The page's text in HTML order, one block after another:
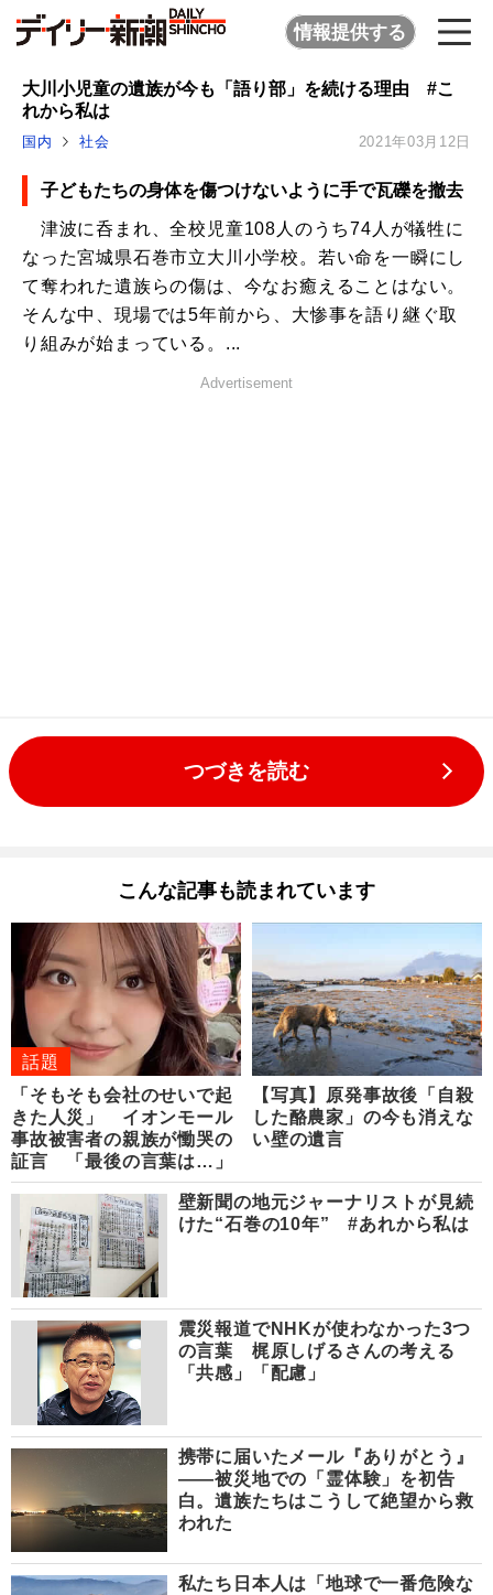
情報提供する
大川小児童の遺族が今も「語り部」を続ける理由 #こ
れから私は
国内 社会 2021年03月12日
子どもたちの身体を傷つけないように手で瓦礫を撤去
津波に呑まれ、全校児童108人のうち74人が犠牲に
なった宮城県石巻市立大川小学校。若い命を一瞬にし
て奪われた遺族らの傷は、今なお癒えることはない。
そんな中、現場では5年前から、大惨事を語り継ぐ取
り組みが始まっている。...
Advertisement
つづきを読む
こんな記事も読まれています
話題
「そもそも会社のせいで起
きた人災」 イオンモール
事故被害者の親族が慟哭の
証言 「最後の言葉は…」
【写真】原発事故後「自殺
した酪農家」の今も消えな
い壁の遺言
壁新聞の地元ジャーナリストが見続
けた“石巻の10年” #あれから私は
震災報道でNHKが使わなかった3つ
の言葉 梶原しげるさんの考える
「共感」「配慮」
携帯に届いたメール『ありがとう』
――被災地での「霊体験」を初告
白。遺族たちはこうして絶望から救
われた
私たち日本人は「地球で一番危険な